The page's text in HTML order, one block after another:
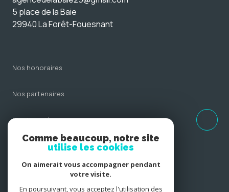
5 place de la Baie
29940 La Forêt-Fouesnant
nos honoraires
nos partenaires
mentions légales
Comme beaucoup, notre site
utilise les cookies
On aimerait vous accompagner pendant
votre visite.
En poursuivant, vous acceptez l'utilisation des